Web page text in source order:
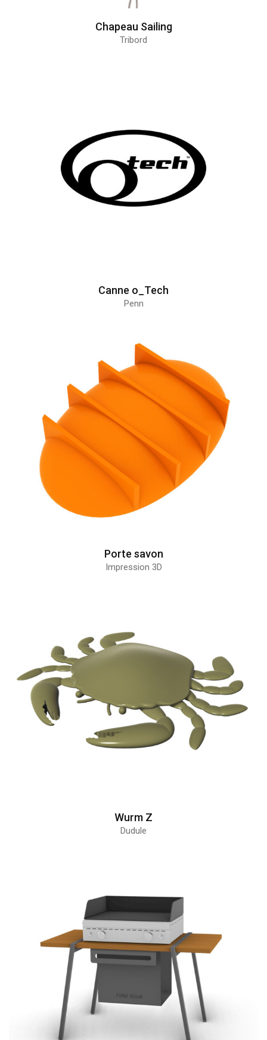
Chapeau Sailing
Tribord
Canne o_Tech
Penn
Porte savon
Impression 3D
Wurm Z
Dudule